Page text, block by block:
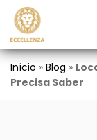
Início » Blog »
Precisa Saber